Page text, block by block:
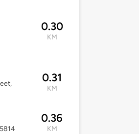
0.30
KM
0.31
KM
0.36
KM